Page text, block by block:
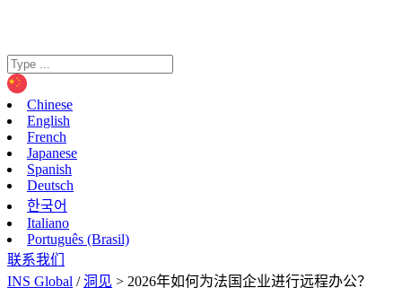
Chinese
English
French
Japanese
Spanish
Deutsch
한국어
Italiano
Português (Brasil)
联系我们
INS Global /洞见 > 2026年如何为法国企业进行远程办公？